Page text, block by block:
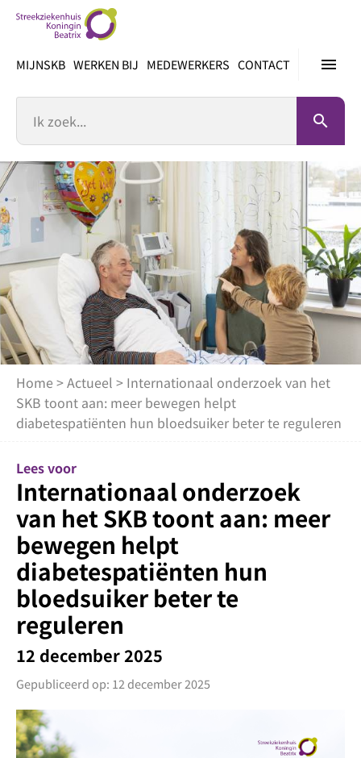
inhoud
menu
MIJNSKB WERKEN BIJ MEDEWERKERS CONTACT
search
Home >Actueel > Internationaal onderzoek van het
SKB toont aan: meer bewegen helpt
diabetespatiënten hun bloedsuiker beter te reguleren
Lees voor
Internationaal onderzoek
van het SKB toont aan: meer
bewegen helpt
diabetespatiënten hun
bloedsuiker beter te
reguleren
12 december 2025
Gepubliceerd op: 12 december 2025